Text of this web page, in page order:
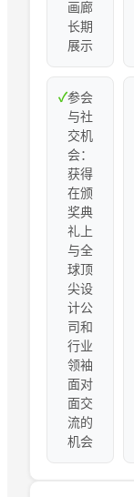
画廊
长期
展示
✓参会
与社
交机
会：
获得
在颁
奖典
礼上
与全
球顶
尖设
计公
司和
行业
领袖
面对
面交
流的
机会